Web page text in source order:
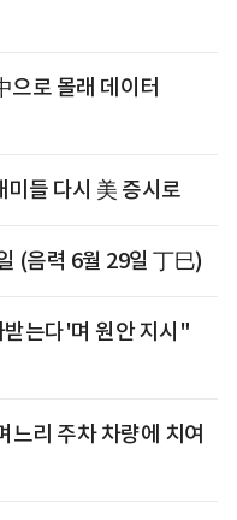
으로 몰래 데이터
들 다시 美 증시로
(음력 6월 29일 丁巳)
는다'며 원안 지시"
느리 주차 차량에 치여